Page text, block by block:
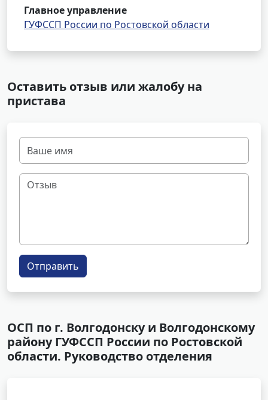
Главное управление
ГУФССП России по Ростовской области
Оставить отзыв или жалобу на
пристава
Отправить
ОСП по г. Волгодонску и Волгодонскому
району ГУФССП России по Ростовской
области. Руководство отделения